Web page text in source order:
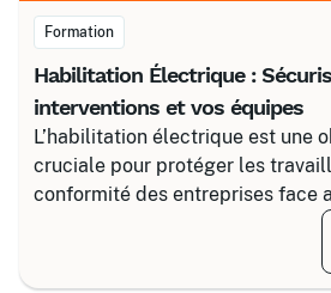
Formation
Habilitation Électrique :
interventions et vos équipes
L’habilitation électrique est une
cruciale pour protéger les
conformité des entreprises face
courant. Certalis vous
formations sur-mesure, initiales
pour maîtriser tous les niveaux